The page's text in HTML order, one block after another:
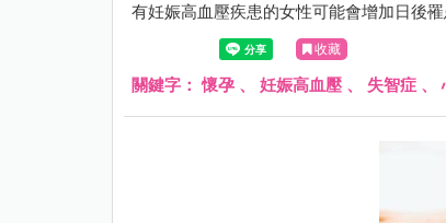
有妊娠高血壓疾患的女性可能會增加日後
收藏
關鍵字：懷孕 、 妊娠高血壓 、 失智症 、